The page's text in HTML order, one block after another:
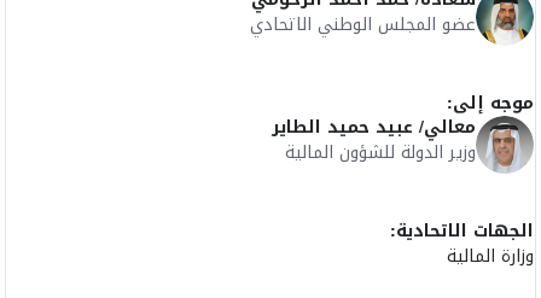
عضو المجلس الوطني الاتحادي
موجه إلى:
معالي/ عبيد حميد الطاير
وزير الدولة للشؤون المالية
الجهات الاتحادية:
وزارة المالية